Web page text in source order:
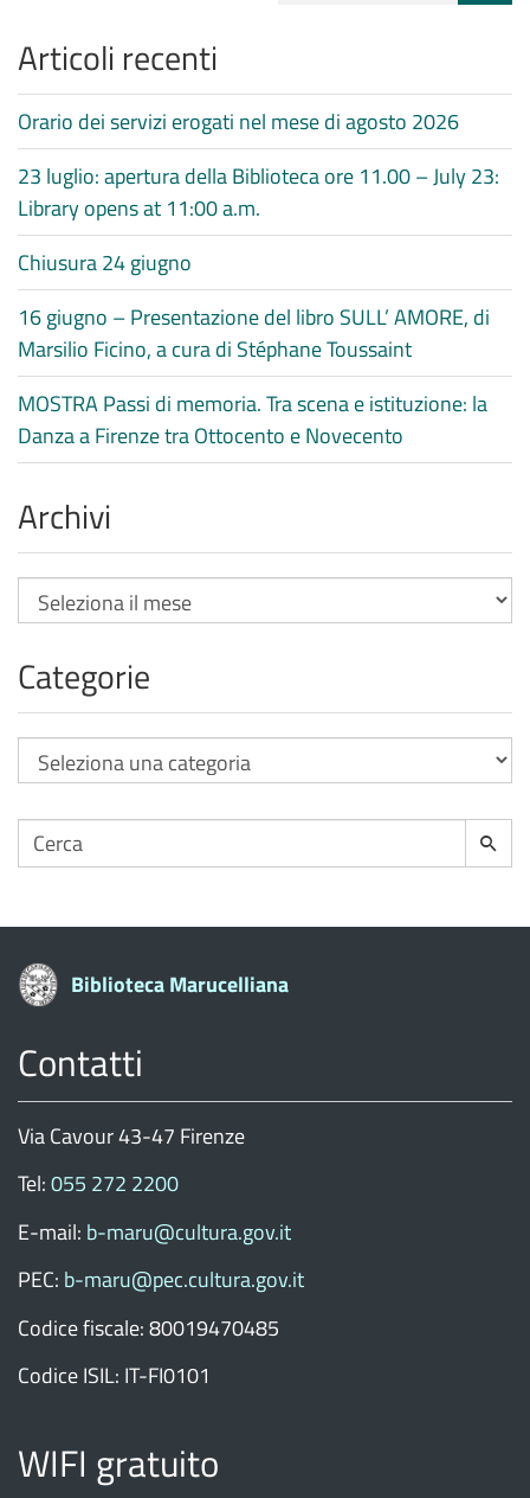
Articoli recenti
Orario dei servizi erogati nel mese di agosto 2026
23 luglio: apertura della Biblioteca ore 11.00 – July 23:
Library opens at 11:00 a.m.
Chiusura 24 giugno
16 giugno – Presentazione del libro SULL’ AMORE, di
Marsilio Ficino, a cura di Stéphane Toussaint
MOSTRA Passi di memoria. Tra scena e istituzione: la
Danza a Firenze tra Ottocento e Novecento
Archivi
Categorie
Categorie
Cerca
per:
Cerca
Biblioteca Marucelliana
Contatti
Via Cavour 43-47 Firenze
Tel:055 272 2200
E-mail: b-maru@cultura.gov.it
PEC: b-maru@pec.cultura.gov.it
Codice fiscale: 80019470485
Codice ISIL: IT-FI0101
WIFI gratuito